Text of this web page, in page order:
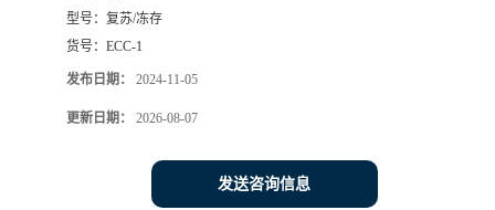
型号： 复苏/冻存
货号： ECC-1
发布日期： 2024-11-05
更新日期： 2026-08-07
发送咨询信息